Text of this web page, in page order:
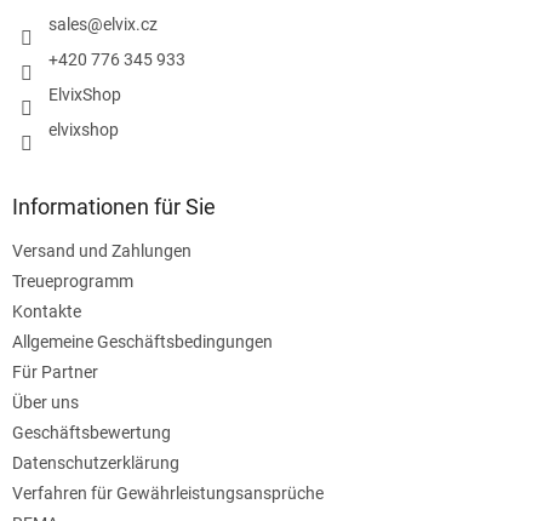
sales@elvix.cz
+420 776 345 933
ElvixShop
elvixshop
Informationen für Sie
Versand und Zahlungen
Treueprogramm
Kontakte
Allgemeine Geschäftsbedingungen
Für Partner
Über uns
Geschäftsbewertung
Datenschutzerklärung
Verfahren für Gewährleistungsansprüche